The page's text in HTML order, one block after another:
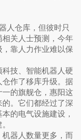
人仓库，但彼时只
关人士预测，今年
靠人力作业难以保
技、智能机器人硬
作了移库升级。据
的旗舰仓，惠阳这
。它们都经过了深
的电气设施建设，
器人数量更多，而